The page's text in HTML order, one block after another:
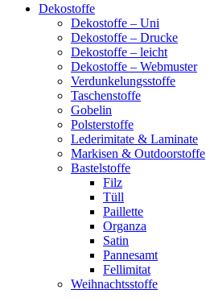
Dekostoffe
Dekostoffe – Uni
Dekostoffe – Drucke
Dekostoffe – leicht
Dekostoffe – Webmuster
Verdunkelungsstoffe
Taschenstoffe
Gobelin
Polsterstoffe
Lederimitate & Laminate
Markisen & Outdoorstoffe
Bastelstoffe
Filz
Tüll
Paillette
Organza
Satin
Pannesamt
Fellimitat
Weihnachtsstoffe